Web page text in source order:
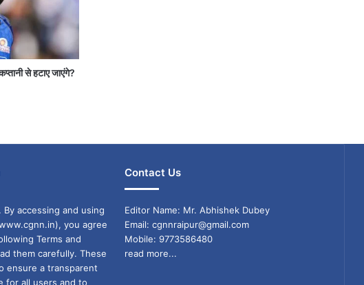
से हटाए जाएंगे?
By accessing and using
you agree
Terms and
them carefully. These
ensure a transparent
for all users and to
Contact Us
Editor Name: Mr. Abhishek Dubey
Email: cgnnraipur@gmail.com
Mobile: 9773586480
read more...